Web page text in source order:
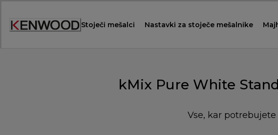
Content
Stoječi mešalci Nastavki za stoječe mešalnike
kMix Pure White
Vse, kar